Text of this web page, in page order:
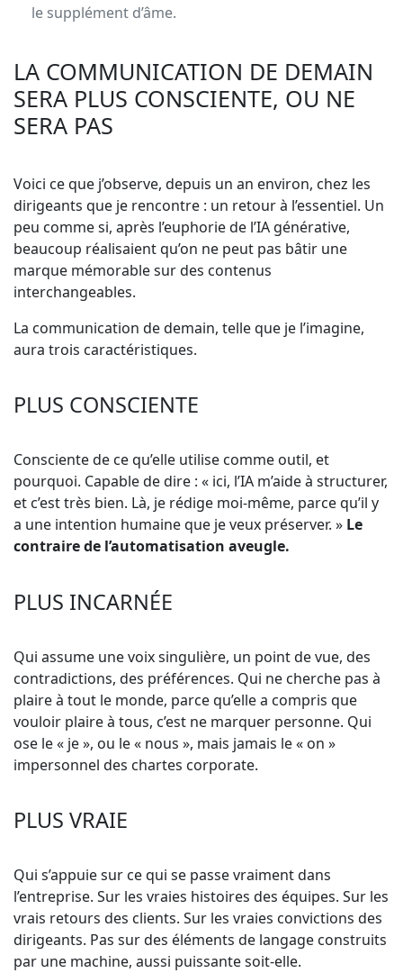
le supplément d’âme.
LA COMMUNICATION DE DEMAIN
SERA PLUS CONSCIENTE, OU NE
SERA PAS
Voici ce que j’observe, depuis un an environ, chez les
dirigeants que je rencontre : un retour à l’essentiel. Un
peu comme si, après l’euphorie de l’IA générative,
beaucoup réalisaient qu’on ne peut pas bâtir une
marque mémorable sur des contenus
interchangeables.
La communication de demain, telle que je l’imagine,
aura trois caractéristiques.
PLUS CONSCIENTE
Consciente de ce qu’elle utilise comme outil, et
pourquoi. Capable de dire : « ici, l’IA m’aide à structurer,
et c’est très bien. Là, je rédige moi-même, parce qu’il y
a une intention humaine que je veux préserver. » Le
contraire de l’automatisation aveugle.
PLUS INCARNÉE
Qui assume une voix singulière, un point de vue, des
contradictions, des préférences. Qui ne cherche pas à
plaire à tout le monde, parce qu’elle a compris que
vouloir plaire à tous, c’est ne marquer personne. Qui
ose le « je », ou le « nous », mais jamais le « on »
impersonnel des chartes corporate.
PLUS VRAIE
Qui s’appuie sur ce qui se passe vraiment dans
l’entreprise. Sur les vraies histoires des équipes. Sur les
vrais retours des clients. Sur les vraies convictions des
dirigeants. Pas sur des éléments de langage construits
par une machine, aussi puissante soit-elle.